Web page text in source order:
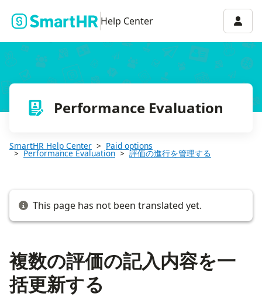
Help Center
Performance Evaluation
SmartHR Help Center Paid options
Performance Evaluation 評価の進行を管理する
This page has not been translated yet.
複数の評価の記入内容を一
括更新する